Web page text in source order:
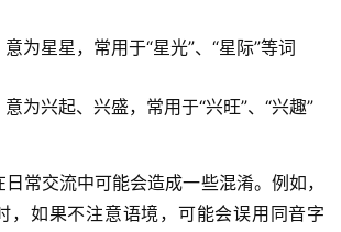
意为星星，常用于“星光”、“星际”等词
意为兴起、兴盛，常用于“兴旺”、“兴趣”
交流中可能会造成一些混淆。例如，
，如果不注意语境，可能会误用同音字